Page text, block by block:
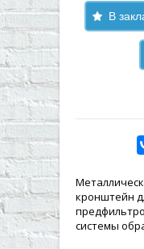
В
кронштейн
системы